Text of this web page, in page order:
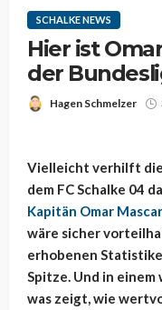
SCHALKE NEWS
Hier ist
der
Hagen Schmelzer
Vielleicht verhilft die
dem FC Schalke 04
Kapitän Omar
wäre sicher
erhobenen
Spitze. Und in
was zeigt, wie